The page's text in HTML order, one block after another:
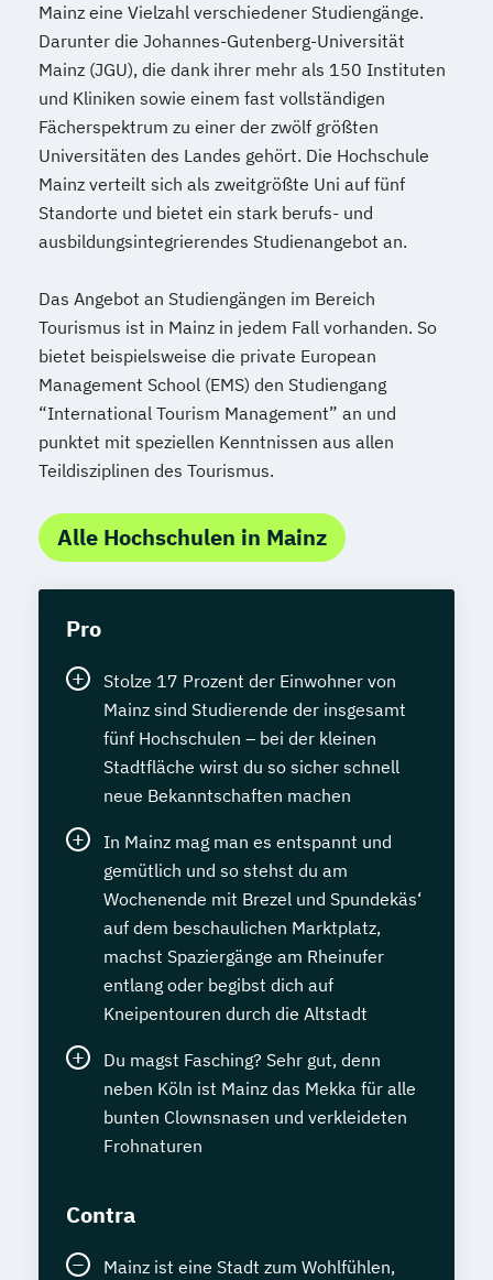
Mainz eine Vielzahl verschiedener Studiengänge.
Darunter die Johannes-Gutenberg-Universität
Mainz (JGU), die dank ihrer mehr als 150 Instituten
und Kliniken sowie einem fast vollständigen
Fächerspektrum zu einer der zwölf größten
Universitäten des Landes gehört. Die Hochschule
Mainz verteilt sich als zweitgrößte Uni auf fünf
Standorte und bietet ein stark berufs- und
ausbildungsintegrierendes Studienangebot an.
Das Angebot an Studiengängen im Bereich
Tourismus ist in Mainz in jedem Fall vorhanden. So
bietet beispielsweise die private European
Management School (EMS) den Studiengang
“International Tourism Management” an und
punktet mit speziellen Kenntnissen aus allen
Teildisziplinen des Tourismus.
Alle Hochschulen in Mainz
Pro
Stolze 17 Prozent der Einwohner von
Mainz sind Studierende der insgesamt
fünf Hochschulen – bei der kleinen
Stadtfläche wirst du so sicher schnell
neue Bekanntschaften machen
In Mainz mag man es entspannt und
gemütlich und so stehst du am
Wochenende mit Brezel und Spundekäs‘
auf dem beschaulichen Marktplatz,
machst Spaziergänge am Rheinufer
entlang oder begibst dich auf
Kneipentouren durch die Altstadt
Du magst Fasching? Sehr gut, denn
neben Köln ist Mainz das Mekka für alle
bunten Clownsnasen und verkleideten
Frohnaturen
Contra
Mainz ist eine Stadt zum Wohlfühlen,